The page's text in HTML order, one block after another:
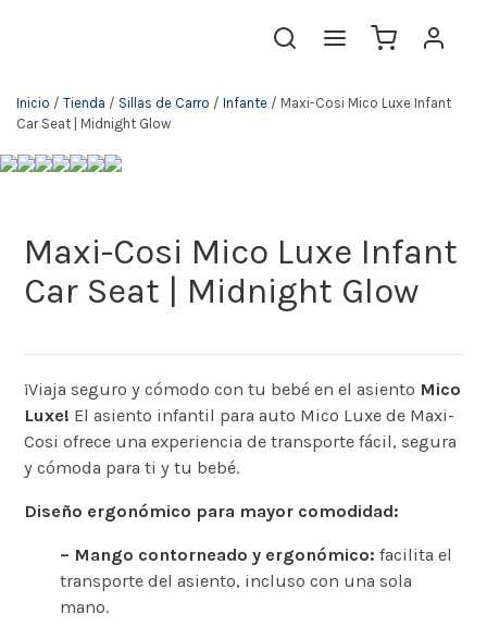
Inicio / Tienda / Sillas de Carro / Infante / Maxi-Cosi Mico Luxe Infant
Car Seat | Midnight Glow
Maxi-Cosi Mico Luxe Infant
Car Seat | Midnight Glow
¡Viaja seguro y cómodo con tu bebé en el asiento Mico
Luxe! El asiento infantil para auto Mico Luxe de Maxi-
Cosi ofrece una experiencia de transporte fácil, segura
y cómoda para ti y tu bebé.
Diseño ergonómico para mayor comodidad:
– Mango contorneado y ergonómico: facilita el
transporte del asiento, incluso con una sola
mano.